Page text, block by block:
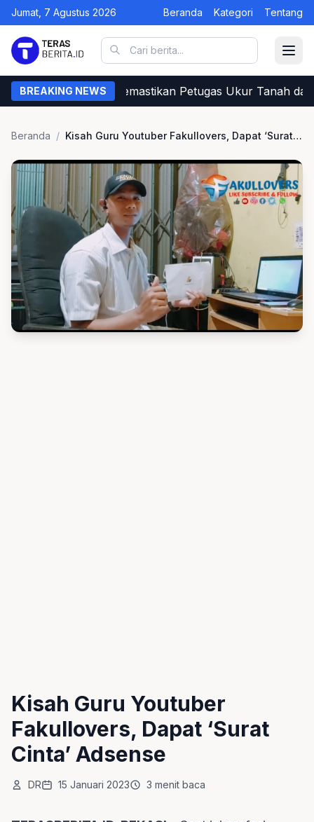
Jumat, 7 Agustus 2026 Beranda Kategori Tentang
BREAKING NEWS
Cara Warga Memastikan Petugas Ukur Tanah dari
Beranda / Kisah Guru Youtuber Fakullovers, Dapat ‘Surat Cinta’ Adsense
Kisah Guru Youtuber
Fakullovers, Dapat ‘Surat
Cinta’ Adsense
DR 15 Januari 2023 3 menit baca